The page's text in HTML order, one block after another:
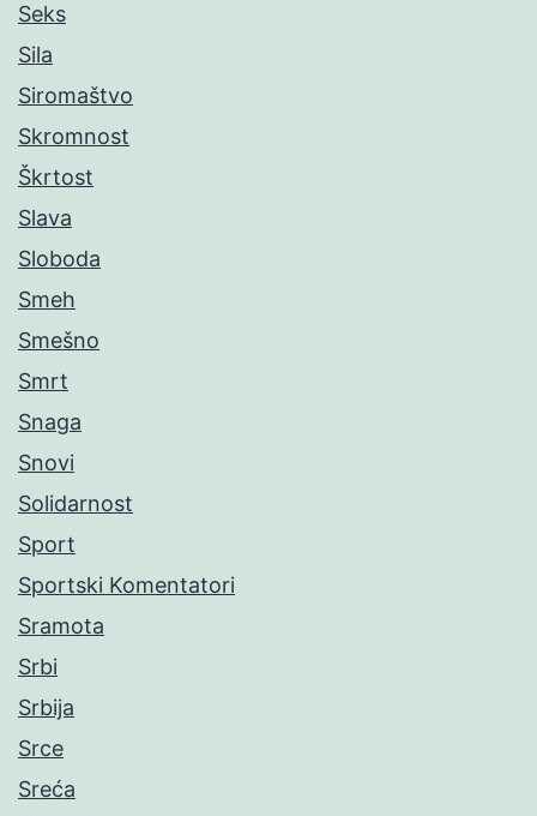
Seks
Sila
Siromaštvo
Skromnost
Škrtost
Slava
Sloboda
Smeh
Smešno
Smrt
Snaga
Snovi
Solidarnost
Sport
Sportski Komentatori
Sramota
Srbi
Srbija
Srce
Sreća